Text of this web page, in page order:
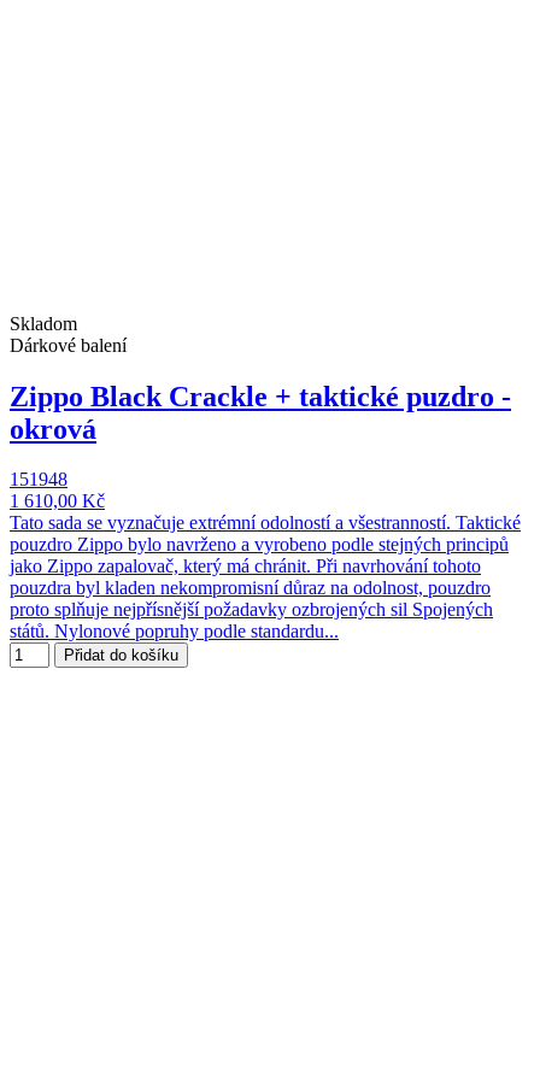
Skladom
Dárkové balení
Zippo Black Crackle + taktické puzdro -
okrová
151948
1 610,00 Kč
Tato sada se vyznačuje extrémní odolností a všestranností. Taktické
pouzdro Zippo bylo navrženo a vyrobeno podle stejných principů
jako Zippo zapalovač, který má chránit. Při navrhování tohoto
pouzdra byl kladen nekompromisní důraz na odolnost, pouzdro
proto splňuje nejpřísnější požadavky ozbrojených sil Spojených
států. Nylonové popruhy podle standardu...
Přidat do košíku